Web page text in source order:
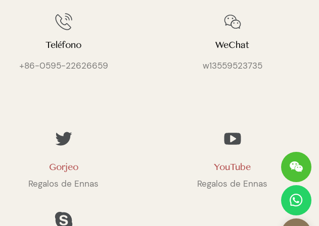
Teléfono
+86-0595-22626659
WeChat
w13559523735
Gorjeo
Regalos de Ennas
YouTube
Regalos de Ennas